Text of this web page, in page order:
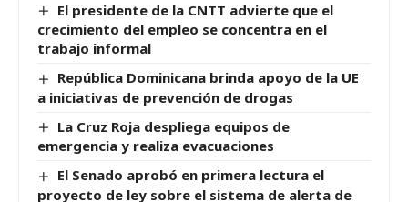
El presidente de la CNTT advierte que el
crecimiento del empleo se concentra en el
trabajo informal
República Dominicana brinda apoyo de la UE
a iniciativas de prevención de drogas
La Cruz Roja despliega equipos de
emergencia y realiza evacuaciones
El Senado aprobó en primera lectura el
proyecto de ley sobre el sistema de alerta de